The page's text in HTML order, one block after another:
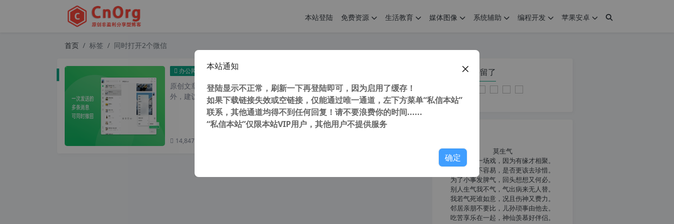
本站登陆 免费资源 生活教育 媒体图像 系统辅助 编程开发 苹果安卓
首页 标签 同时打开2个微信
办公网络 独家 企业带宽救星！ 微信v4.1.1.19 x64 电脑双开版 免广告 阻止升级 不修改官方文件
原创文章，转载请注明： 转载自 cnorg.12hp.de 注意： 由于网站空间位于国
外，建议避开晚上的访问高...
14,847 次浏览
您在本页停留了
莫生气
人生就像一场戏，因为有缘才相聚。
相扶到老不容易，是否更该去珍惜。
为了小事发脾气，回头想想又何必。
别人生气我不气，气出病来无人替。
我若气死谁如意，况且伤神又费力。
邻居亲朋不要比，儿孙琐事由他去。
吃苦享乐在一起，神仙羡慕好伴侣。
本站通知
登陆显示不正常，刷新一下再登陆即可，因为启用了缓存！
如果下载链接失效或空链接，仅能通过唯一通道，左下方菜单“私信本站”
联系，其他通道均得不到任何回复！请不要浪费你的时间......
“私信本站”仅限本站VIP用户，其他用户不提供服务
确定